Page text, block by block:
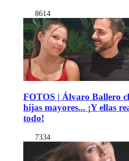
8614
FOTOS | Álvaro Ballero
hijas mayores... ¡Y ellas
todo!
7334